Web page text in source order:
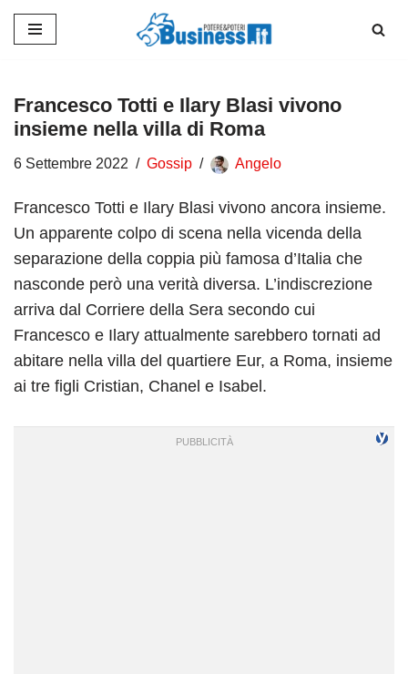
contenuto
Francesco Totti e Ilary Blasi vivono
insieme nella villa di Roma
6 Settembre 2022 Gossip Angelo
Francesco Totti e Ilary Blasi vivono ancora insieme.
Un apparente colpo di scena nella vicenda della
separazione della coppia più famosa d’Italia che
nasconde però una verità diversa. L’indiscrezione
arriva dal Corriere della Sera secondo cui
Francesco e Ilary attualmente sarebbero tornati ad
abitare nella villa del quartiere Eur, a Roma, insieme
ai tre figli Cristian, Chanel e Isabel.